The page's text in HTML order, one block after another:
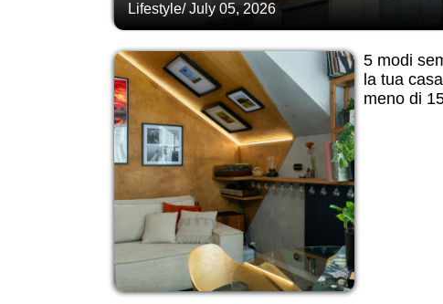
Lifestyle/July 05, 2026
5 modi
la tua
meno di